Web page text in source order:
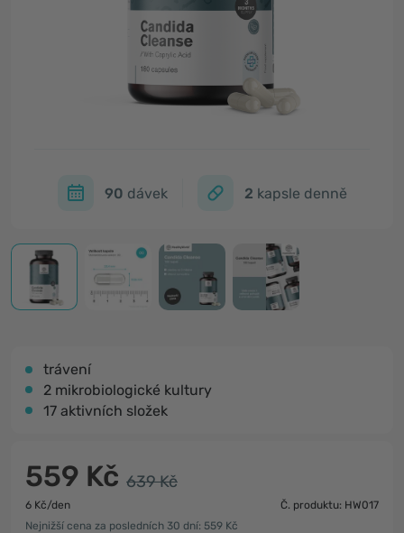
90 dávek 2 kapsle denně
trávení
2 mikrobiologické kultury
17 aktivních složek
559 Kč 639 Kč
6 Kč/den
Č. produktu: HW017
Nejnižší cena za posledních 30 dní: 559 Kč